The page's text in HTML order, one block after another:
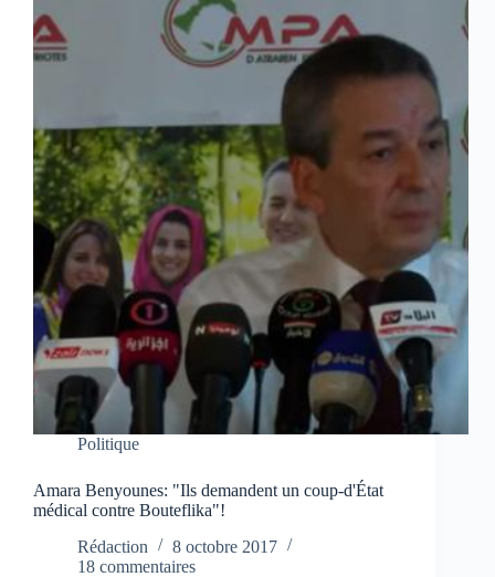
Politique
Amara Benyounes: "Ils demandent un coup-d'État
médical contre Bouteflika"!
Rédaction
8 octobre 2017
18 commentaires